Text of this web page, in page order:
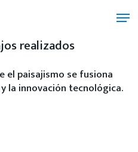
realizados
el paisajismo se fusiona
la innovación tecnológica.